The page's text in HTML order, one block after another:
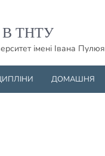
ТНТУ
імені Івана Пулюя
ДОМАШНЯ